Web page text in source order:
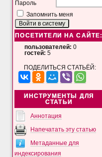
Пароль
Запомнить меня
ПОСЕТИТЕЛИ НА САЙТЕ:
пользователей: 0
гостей: 5
ПОДЕЛИТЬСЯ СТАТЬЁЙ:
ИНСТРУМЕНТЫ ДЛЯ
СТАТЬИ
Аннотация
Напечатать эту статью
Метаданные для
индексирования